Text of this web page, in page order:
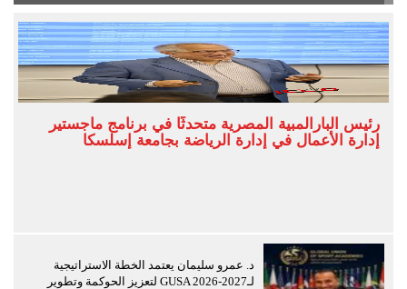
رئيس البارالمبية المصرية متحدثًا في برنامج ماجستير
إدارة الأعمال في إدارة الرياضة بجامعة إسلسكا
د. عمرو سليمان يعتمد الخطة الاستراتيجية
لـGUSA 2026-2027 لتعزيز الحوكمة وتطوير